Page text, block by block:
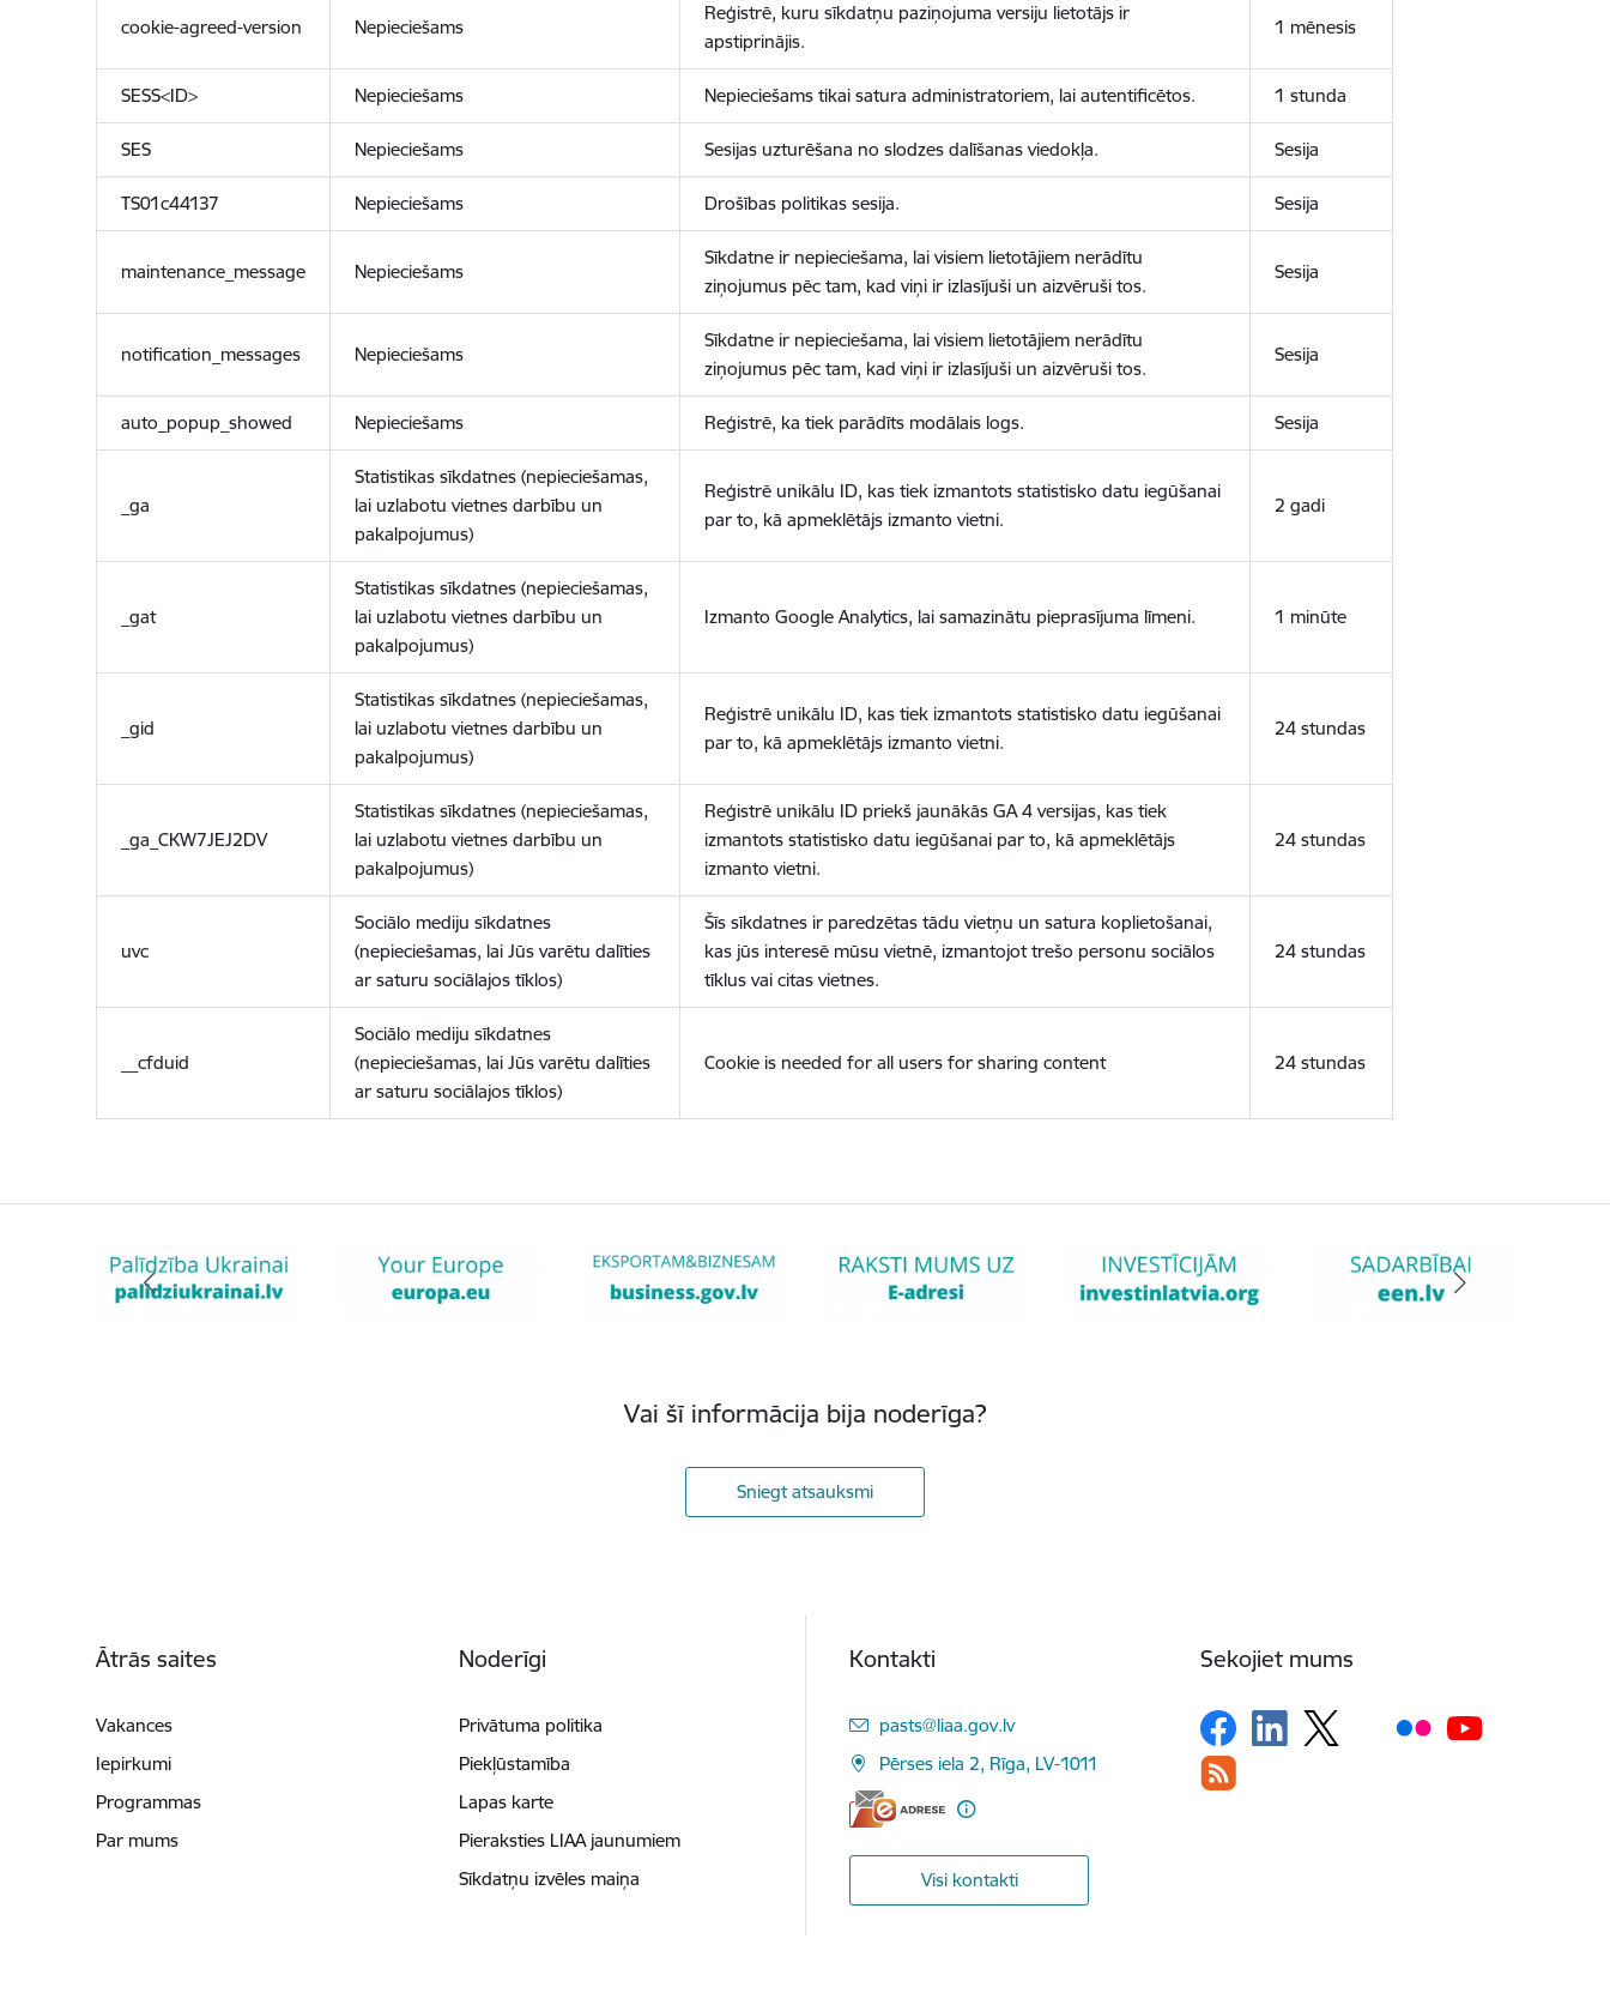
cookie-agreed-version Nepieciešams
Reģistrē, kuru sīkdatņu paziņojuma versiju lietotājs ir
apstiprinājis.
1 mēnesis
SESS<ID> Nepieciešams Nepieciešams tikai satura administratoriem, lai autentificētos. 1 stunda
SES Nepieciešams Sesijas uzturēšana no slodzes dalīšanas viedokļa. Sesija
TS01c44137 Nepieciešams Drošības politikas sesija. Sesija
maintenance_message Nepieciešams
Sīkdatne ir nepieciešama, lai visiem lietotājiem nerādītu
ziņojumus pēc tam, kad viņi ir izlasījuši un aizvēruši tos.
Sesija
notification_messages Nepieciešams
Sīkdatne ir nepieciešama, lai visiem lietotājiem nerādītu
ziņojumus pēc tam, kad viņi ir izlasījuši un aizvēruši tos.
Sesija
auto_popup_showed Nepieciešams Reģistrē, ka tiek parādīts modālais logs. Sesija
_ga
Statistikas sīkdatnes (nepieciešamas,
lai uzlabotu vietnes darbību un
pakalpojumus)
Reģistrē unikālu ID, kas tiek izmantots statistisko datu iegūšanai
par to, kā apmeklētājs izmanto vietni.
2 gadi
_gat
Statistikas sīkdatnes (nepieciešamas,
lai uzlabotu vietnes darbību un
pakalpojumus)
Izmanto Google Analytics, lai samazinātu pieprasījuma līmeni. 1 minūte
_gid
Statistikas sīkdatnes (nepieciešamas,
lai uzlabotu vietnes darbību un
pakalpojumus)
Reģistrē unikālu ID, kas tiek izmantots statistisko datu iegūšanai
par to, kā apmeklētājs izmanto vietni.
24 stundas
_ga_CKW7JEJ2DV
Statistikas sīkdatnes (nepieciešamas,
lai uzlabotu vietnes darbību un
pakalpojumus)
Reģistrē unikālu ID priekš jaunākās GA 4 versijas, kas tiek
izmantots statistisko datu iegūšanai par to, kā apmeklētājs
izmanto vietni.
24 stundas
uvc
Sociālo mediju sīkdatnes
(nepieciešamas, lai Jūs varētu dalīties
ar saturu sociālajos tīklos)
Šīs sīkdatnes ir paredzētas tādu vietņu un satura koplietošanai,
kas jūs interesē mūsu vietnē, izmantojot trešo personu sociālos
tīklus vai citas vietnes.
24 stundas
__cfduid
Sociālo mediju sīkdatnes
(nepieciešamas, lai Jūs varētu dalīties
ar saturu sociālajos tīklos)
Cookie is needed for all users for sharing content 24 stundas
Vai šī informācija bija noderīga?
Sniegt atsauksmi
Ātrās saites
Vakances
Iepirkumi
Programmas
Par mums
Noderīgi
Privātuma politika
Piekļūstamība
Lapas karte
Pieraksties LIAA jaunumiem
Sīkdatņu izvēles maiņa
Kontakti
E-pasts:
pasts@liaa.gov.lv
Pērses iela 2, Rīga, LV-1011
Visi kontakti
Sekojiet mums